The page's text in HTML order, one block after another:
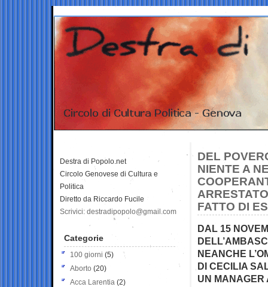
DEL
NIENTE A
FATTO DI
DAL 15
NEANCHE
DI CECILIA
UN MANAGER
Destra di Popolo.net
Circolo Genovese di Cultura e
Politica
Diretto da Riccardo Fucile
Scrivici: destradipopolo@gmail.com
Categorie
100 giorni (5)
Aborto (20)
Acca Larentia (2)